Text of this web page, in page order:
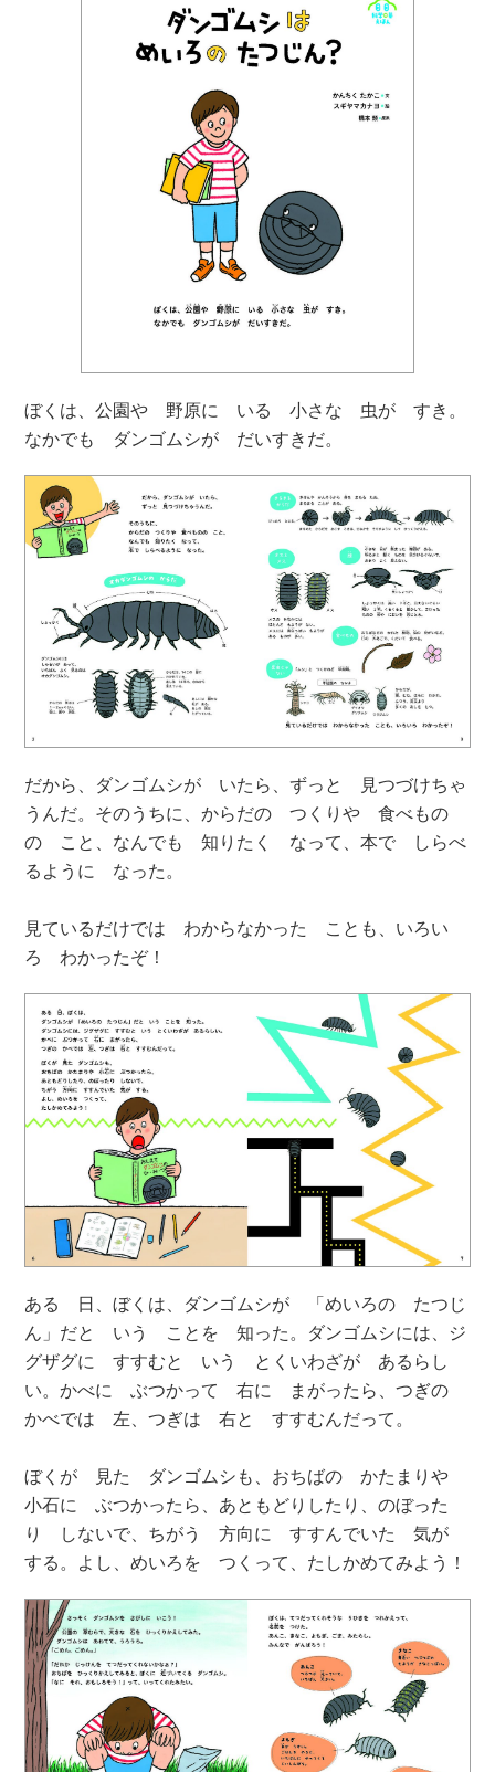
ぼくは、公園や 野原に いる 小さな 虫が すき。
なかでも ダンゴムシが だいすきだ。
だから、ダンゴムシが いたら、ずっと 見つづけちゃ
うんだ。そのうちに、からだの つくりや 食べもの
の こと、なんでも 知りたく なって、本で しらべ
るように なった。
見ているだけでは わからなかった ことも、いろい
ろ わかったぞ！
ある 日、ぼくは、ダンゴムシが 「めいろの たつじ
ん」だと いう ことを 知った。ダンゴムシには、ジ
グザグに すすむと いう とくいわざが あるらし
い。かべに ぶつかって 右に まがったら、つぎの
かべでは 左、つぎは 右と すすむんだって。
ぼくが 見た ダンゴムシも、おちばの かたまりや
小石に ぶつかったら、あともどりしたり、のぼった
り しないで、ちがう 方向に すすんでいた 気が
する。よし、めいろを つくって、たしかめてみよう！